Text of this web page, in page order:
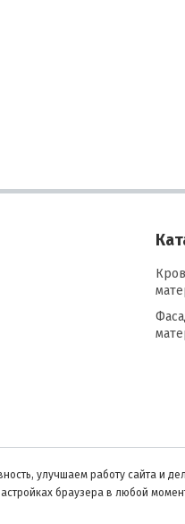
улучшаем работу сайта и
браузера в любой